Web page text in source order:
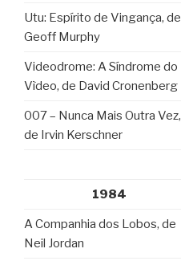
Utu: Espírito de Vingança, de
Geoff Murphy
Videodrome: A Síndrome do
Vìdeo, de David Cronenberg
007 – Nunca Mais Outra Vez,
de Irvin Kerschner
1984
A Companhia dos Lobos, de
Neil Jordan